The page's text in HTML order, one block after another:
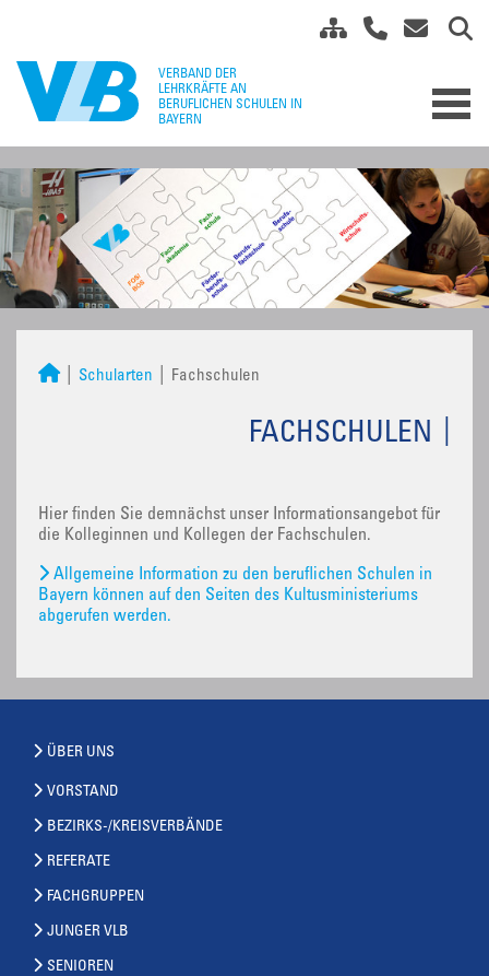
Schularten Fachschulen
FACHSCHULEN
Hier finden Sie demnächst unser Informationsangebot für
die Kolleginnen und Kollegen der Fachschulen.
Allgemeine Information zu den beruflichen Schulen in
Bayern können auf den Seiten des Kultusministeriums
abgerufen werden.
ÜBER UNS
VORSTAND
BEZIRKS-/KREISVERBÄNDE
REFERATE
FACHGRUPPEN
JUNGER VLB
SENIOREN